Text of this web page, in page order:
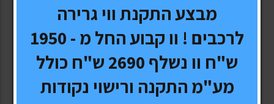
-13%
מבצע התקנת ווי גרירה
לרכבים ! וו קבוע החל מ - 1950
ש"ח וו נשלף 2690 ש"ח כולל
מע"מ התקנה ורישוי נקודות